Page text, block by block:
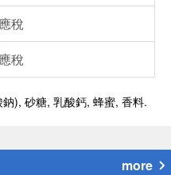
應稅
應稅
), 砂糖, 乳酸鈣, 蜂蜜, 香料.
more